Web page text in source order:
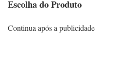
Escolha do Produto
Continua após a publicidade